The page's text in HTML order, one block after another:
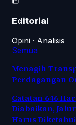
Editorial
Opini · Analisis
Semua
Menagih
Perdagangan
Catatan 646
Diabaikan,
Harus Diketahui